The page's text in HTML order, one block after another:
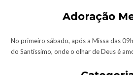
Adoração
No primeiro sábado, após a Missa das
do Santíssimo, onde o olhar de Deus é